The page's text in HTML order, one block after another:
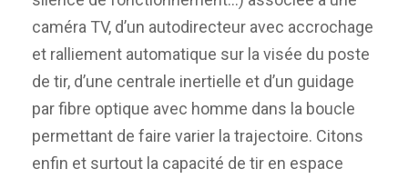
caméra TV, d’un autodirecteur avec accrochage
et ralliement automatique sur la visée du poste
de tir, d’une centrale inertielle et d’un guidage
par fibre optique avec homme dans la boucle
permettant de faire varier la trajectoire. Citons
enfin et surtout la capacité de tir en espace